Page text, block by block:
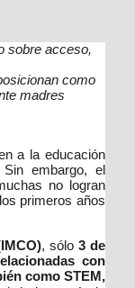
sobre acceso,
como
madres
a la educación
embargo, el
no logran
primeros años
, sólo3 de
con
como STEM,